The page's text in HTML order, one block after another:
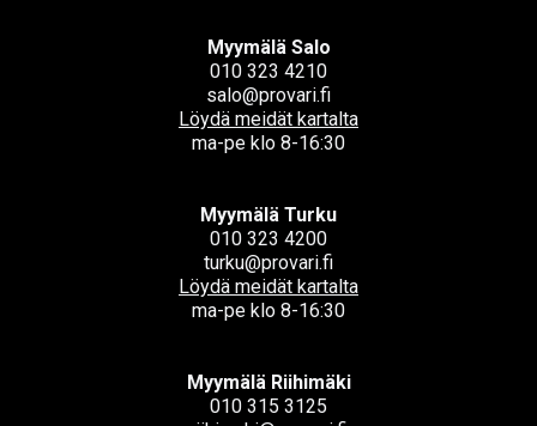
Myymälä Salo
010 323 4210
salo@provari.fi
Löydä meidät kartalta
ma-pe klo 8-16:30
Myymälä Turku
010 323 4200
turku@provari.fi
Löydä meidät kartalta
ma-pe klo 8-16:30
Myymälä Riihimäki
010 315 3125